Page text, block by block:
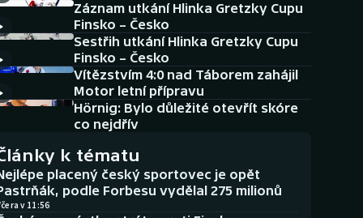
Historické návraty
Aplikace ČT sport
AZ kvíz
Záznam utkání Hlinka Gretzky Cupu
Finsko – Česko
Sestřih utkání Hlinka Gretzky Cupu
Finsko – Česko
Vítězstvím 4:0 nad Táborem zahájil
Motor letní přípravu
Hörnig: Bylo důležité otevřít skóre
co nejdřív
k tématu
placený český sportovec je opět
podle Forbesu vydělal 275 milionů
v 11:56